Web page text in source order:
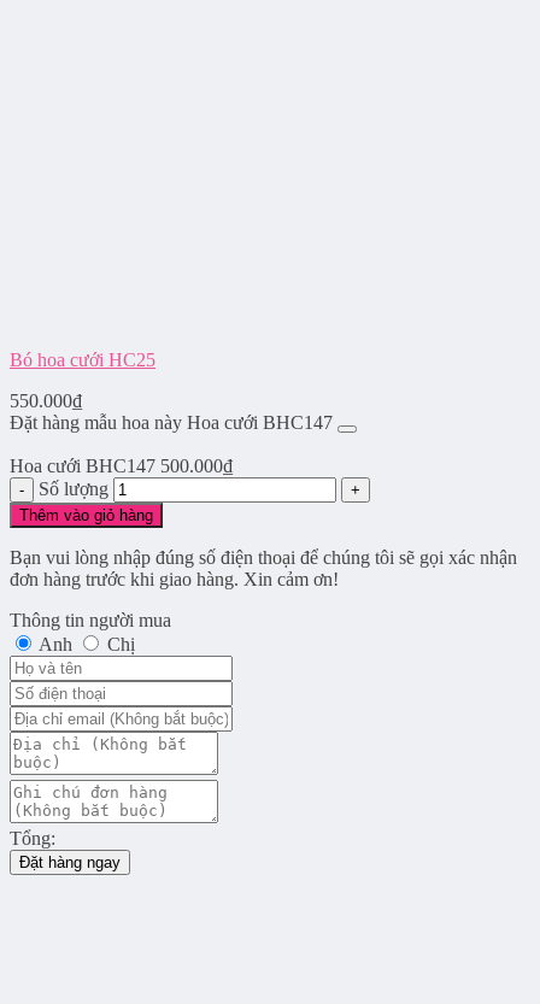
Bó hoa cưới HC25
550.000₫
Đặt hàng mẫu hoa này Hoa cưới BHC147
Hoa cưới BHC147 500.000₫
Số lượng
Thêm vào giỏ hàng
Bạn vui lòng nhập đúng số điện thoại để chúng tôi sẽ gọi xác nhận
đơn hàng trước khi giao hàng. Xin cảm ơn!
Thông tin người mua
Anh
Chị
Tổng:
Đặt hàng ngay